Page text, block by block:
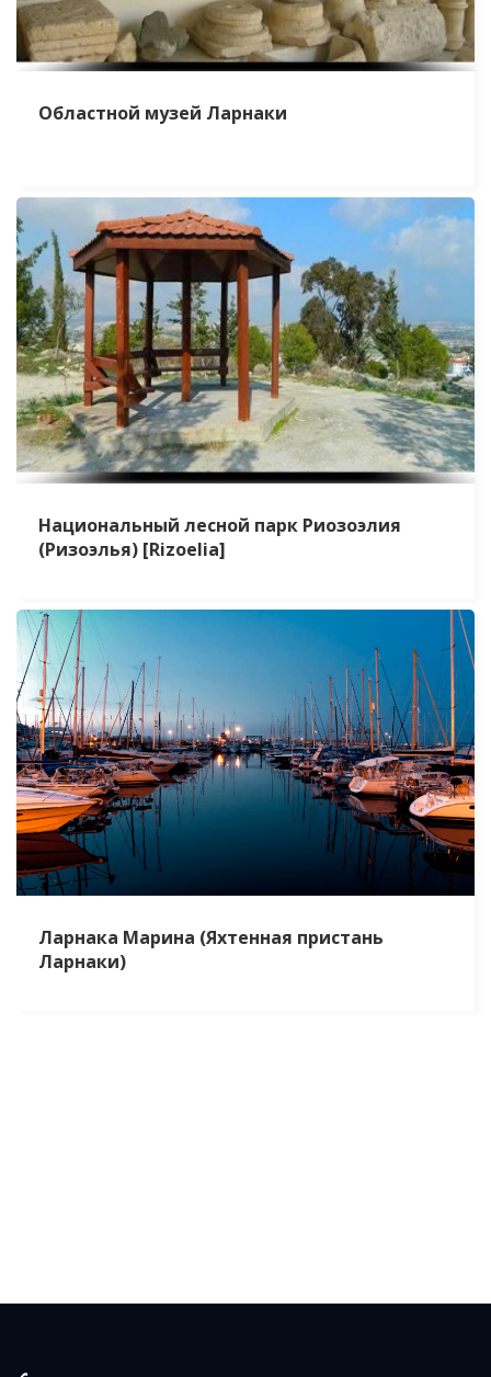
Областной музей Ларнаки
Национальный лесной парк Риозоэлия
(Ризоэлья) [Rizoelia]
Ларнака Марина (Яхтенная пристань
Ларнаки)